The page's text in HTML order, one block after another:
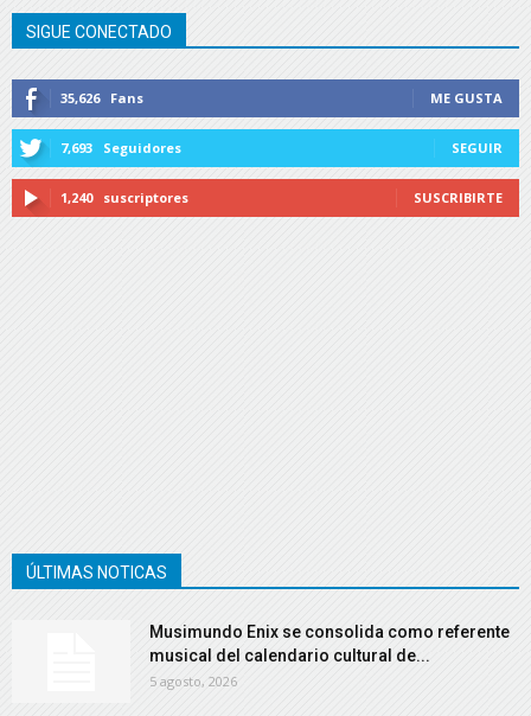
SIGUE CONECTADO
35,626 Fans ME GUSTA
7,693 Seguidores SEGUIR
1,240 suscriptores SUSCRIBIRTE
ÚLTIMAS NOTICAS
Musimundo Enix se consolida como referente
musical del calendario cultural de...
5 agosto, 2026